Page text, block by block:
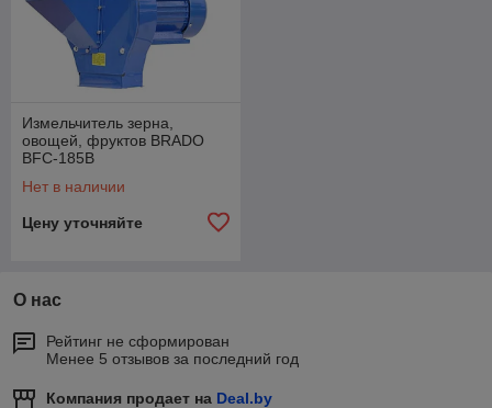
Измельчитель зерна,
овощей, фруктов BRADO
BFC-185B
Нет в наличии
Цену уточняйте
О нас
Рейтинг не сформирован
Менее 5 отзывов за последний год
Компания продает на Deal.by